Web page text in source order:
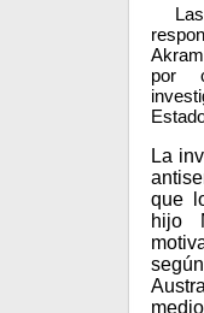
por
La
que
hijo